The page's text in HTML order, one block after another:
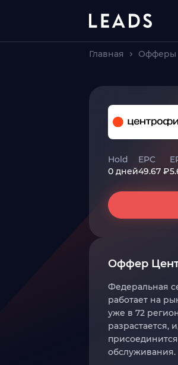
Главная Офферы
Hold
0 дней
EPC
49.67 ₽
Оффер
Федеральная
работает на
уже в 72
разрастается,
обслуживания.